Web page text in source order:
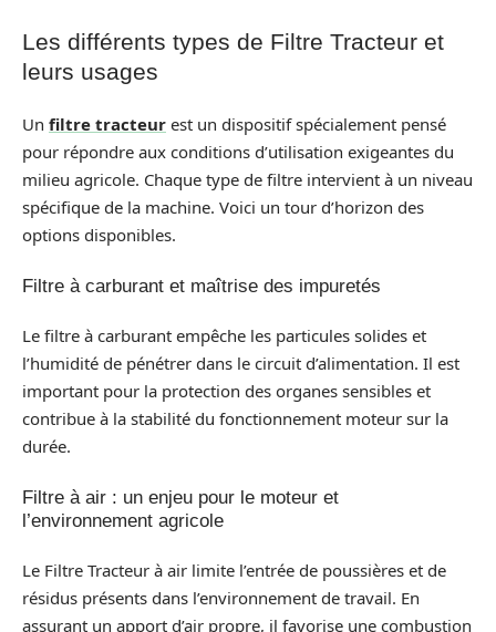
Les différents types de Filtre Tracteur et
leurs usages
Un filtre tracteur est un dispositif spécialement pensé
pour répondre aux conditions d’utilisation exigeantes du
milieu agricole. Chaque type de filtre intervient à un niveau
spécifique de la machine. Voici un tour d’horizon des
options disponibles.
Filtre à carburant et maîtrise des impuretés
Le filtre à carburant empêche les particules solides et
l’humidité de pénétrer dans le circuit d’alimentation. Il est
important pour la protection des organes sensibles et
contribue à la stabilité du fonctionnement moteur sur la
durée.
Filtre à air : un enjeu pour le moteur et
l’environnement agricole
Le Filtre Tracteur à air limite l’entrée de poussières et de
résidus présents dans l’environnement de travail. En
assurant un apport d’air propre, il favorise une combustion